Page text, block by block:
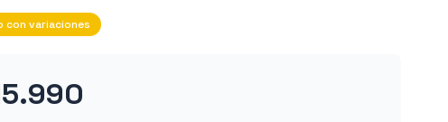
con variaciones